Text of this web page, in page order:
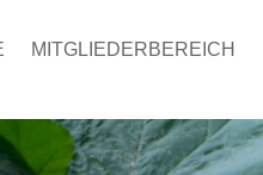
MITGLIEDERBEREICH